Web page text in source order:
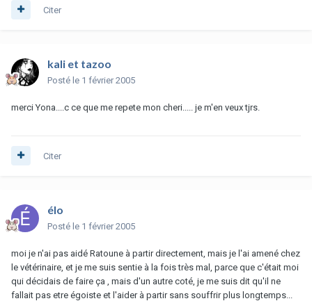
Citer
kali et tazoo
Posté le 1 février 2005
merci Yona....c ce que me repete mon cheri..... je m'en veux tjrs.
Citer
élo
Posté le 1 février 2005
moi je n'ai pas aidé Ratoune à partir directement, mais je l'ai amené chez
le vétérinaire, et je me suis sentie à la fois très mal, parce que c'était moi
qui décidais de faire ça , mais d'un autre coté, je me suis dit qu'il ne
fallait pas etre égoiste et l'aider à partir sans souffrir plus longtemps...